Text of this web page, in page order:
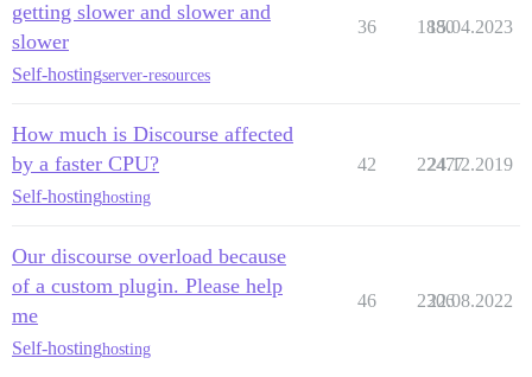
getting slower and slower and
slower
Self-hostingserver-resources
36 1880
15.04.2023
How much is Discourse affected
by a faster CPU?
Self-hostinghosting
42 22477
24.12.2019
Our discourse overload because
of a custom plugin. Please help
me
Self-hostinghosting
46 2306
22.08.2022